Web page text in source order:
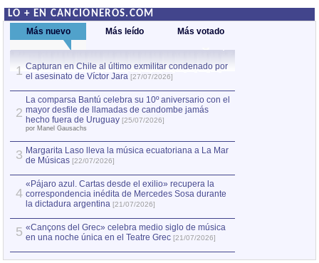
LO + EN CANCIONEROS.COM
Más nuevo Más leído Más votado
1 Capturan en Chile al último exmilitar condenado por
el asesinato de Víctor Jara [27/07/2026]
2
La comparsa Bantú celebra su 10º aniversario con el
mayor desfile de llamadas de candombe jamás
hecho fuera de Uruguay [25/07/2026]
por Manel Gausachs
3 Margarita Laso lleva la música ecuatoriana a La Mar
de Músicas [22/07/2026]
4
«Pájaro azul. Cartas desde el exilio» recupera la
correspondencia inédita de Mercedes Sosa durante
la dictadura argentina [21/07/2026]
5 «Cançons del Grec» celebra medio siglo de música
en una noche única en el Teatre Grec [21/07/2026]